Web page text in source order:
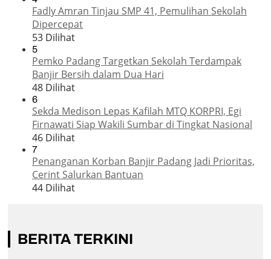
Fadly Amran Tinjau SMP 41, Pemulihan Sekolah
Dipercepat
53 Dilihat
5
Pemko Padang Targetkan Sekolah Terdampak
Banjir Bersih dalam Dua Hari
48 Dilihat
6
Sekda Medison Lepas Kafilah MTQ KORPRI, Egi
Firnawati Siap Wakili Sumbar di Tingkat Nasional
46 Dilihat
7
Penanganan Korban Banjir Padang Jadi Prioritas,
Cerint Salurkan Bantuan
44 Dilihat
BERITA TERKINI